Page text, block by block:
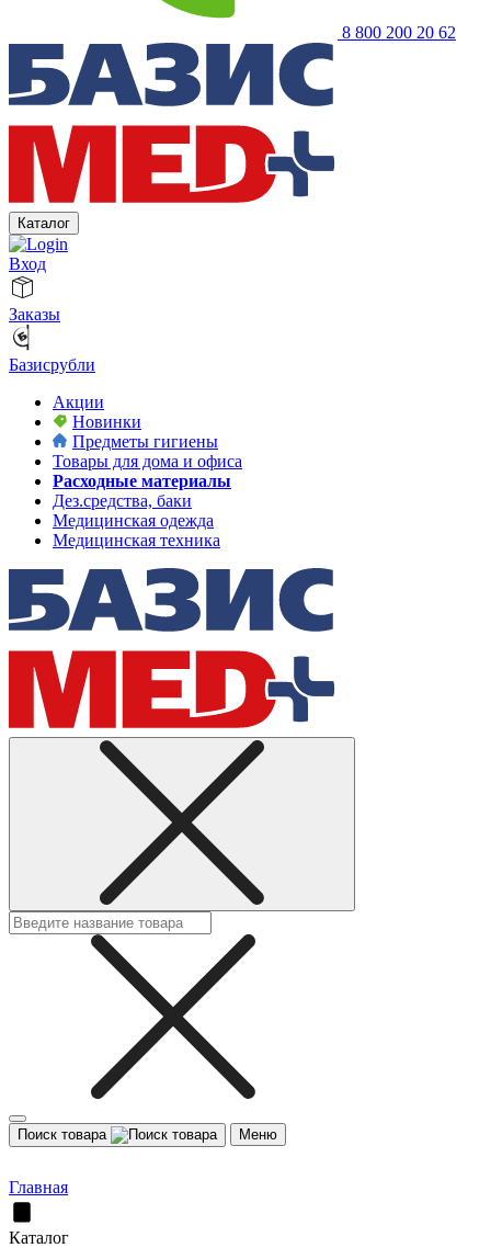
8 800 200 20 62
Каталог
Вход
Заказы
Базисрубли
Акции
Новинки
Предметы гигиены
Товары для дома и офиса
Расходные материалы
Дез.средства, баки
Медицинская одежда
Медицинская техника
Поиск товара Меню
Главная
Каталог